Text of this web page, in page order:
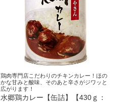
鶏肉専門店こだわりのチキンカレー！ほの
かな甘みと酸味、そのあと辛さがジワッと
広がります！
水郷鶏カレー【缶詰】【430ｇ：